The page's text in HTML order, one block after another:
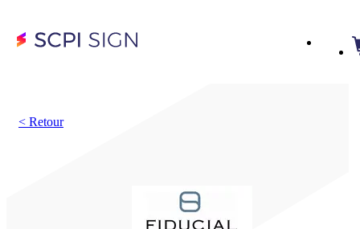
< Retour